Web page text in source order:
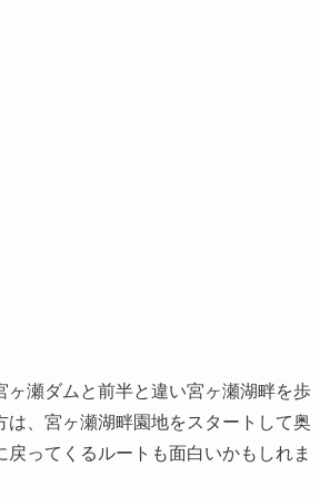
瀬ダムと前半と違い宮ヶ瀬湖畔を歩
、宮ヶ瀬湖畔園地をスタートして奥
ってくるルートも面白いかもしれま